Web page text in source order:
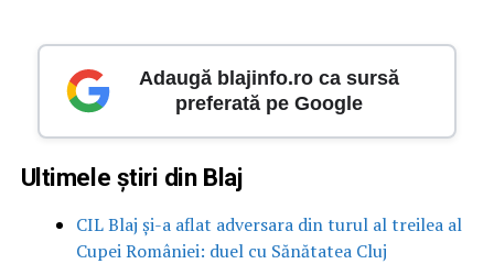
Adaugă blajinfo.ro ca sursă
preferată pe Google
Ultimele știri din Blaj
CIL Blaj și-a aflat adversara din turul al treilea al
Cupei României: duel cu Sănătatea Cluj